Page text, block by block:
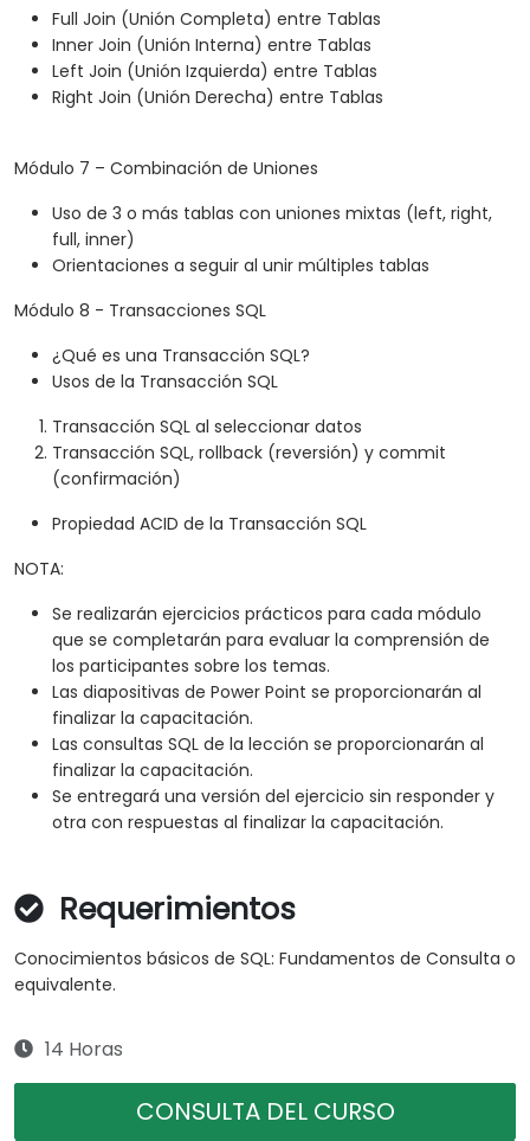
Full Join (Unión Completa) entre Tablas
Inner Join (Unión Interna) entre Tablas
Left Join (Unión Izquierda) entre Tablas
Right Join (Unión Derecha) entre Tablas
Módulo 7 – Combinación de Uniones
Uso de 3 o más tablas con uniones mixtas (left, right,
full, inner)
Orientaciones a seguir al unir múltiples tablas
Módulo 8 - Transacciones SQL
¿Qué es una Transacción SQL?
Usos de la Transacción SQL
Transacción SQL al seleccionar datos
Transacción SQL, rollback (reversión) y commit
(confirmación)
Propiedad ACID de la Transacción SQL
NOTA:
Se realizarán ejercicios prácticos para cada módulo
que se completarán para evaluar la comprensión de
los participantes sobre los temas.
Las diapositivas de Power Point se proporcionarán al
finalizar la capacitación.
Las consultas SQL de la lección se proporcionarán al
finalizar la capacitación.
Se entregará una versión del ejercicio sin responder y
otra con respuestas al finalizar la capacitación.
Requerimientos
Conocimientos básicos de SQL: Fundamentos de Consulta o
equivalente.
14 Horas
CONSULTA DEL CURSO